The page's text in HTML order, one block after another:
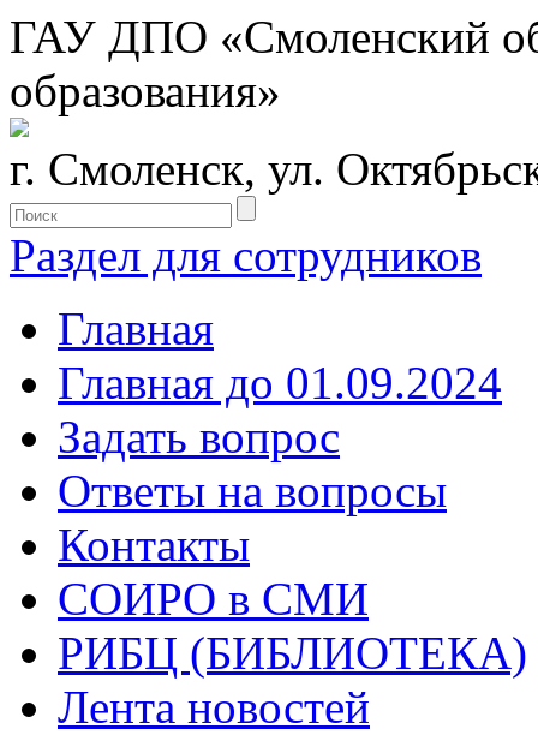
ГАУ ДПО «Смоленский
образования»
г. Смоленск, ул.
Раздел для сотрудников
Главная
Главная до 01.09.2024
Задать вопрос
Ответы на вопросы
Контакты
СОИРО в СМИ
РИБЦ (БИБЛИОТЕКА)
Лента новостей